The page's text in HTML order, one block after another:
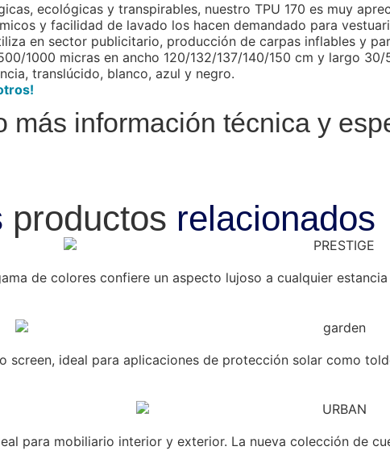
ecológicas y transpirables, nuestro TPU 170 es muy
y facilidad de lavado los hacen demandado para
en sector publicitario, producción de carpas inflables y
1000 micras en ancho 120/132/137/140/150 cm y largo 30/
translúcido, blanco, azul y negro.
más información técnica y
productos relacionados
de colores confiere un aspecto lujoso a cualquier
screen, ideal para aplicaciones de protección solar como
para mobiliario interior y exterior. La nueva colección de